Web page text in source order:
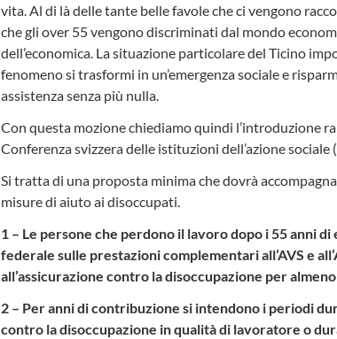
vita. Al di là delle tante belle favole che ci vengono
che gli over 55 vengono discriminati dal mondo
dell’economica. La situazione particolare del Ticino
fenomeno si trasformi in un’emergenza sociale e
assistenza senza più nulla.
Con questa mozione chiediamo quindi l’introduzione
Conferenza svizzera delle istituzioni dell’azione
Si tratta di una proposta minima che dovrà
misure di aiuto ai disoccupati.
1 – Le persone che perdono il lavoro dopo i 55 anni
federale sulle prestazioni complementari all’AVS e
all’assicurazione contro la disoccupazione per
2 – Per anni di contribuzione si intendono i periodi
contro la disoccupazione in qualità di lavoratore o